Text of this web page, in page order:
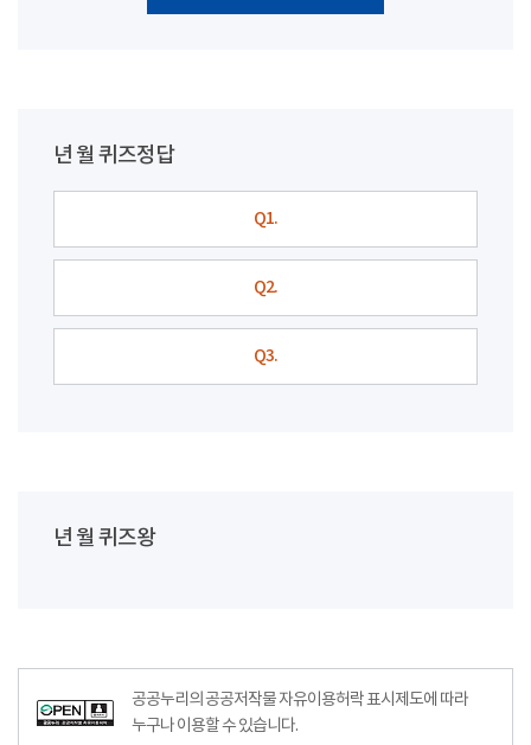
년 월 퀴즈정답
Q1.
Q2.
Q3.
년 월 퀴즈왕
공공누리의 공공저작물 자유이용허락 표시제도에 따라
누구나 이용할 수 있습니다.